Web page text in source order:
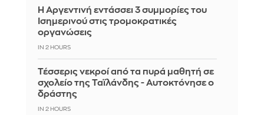
Η Αργεντινή εντάσσει 3 συμμορίες του
Ισημερινού στις τρομοκρατικές
οργανώσεις
IN 2 HOURS
Τέσσερις νεκροί από τα πυρά μαθητή σε
σχολείο της Ταϊλάνδης - Αυτοκτόνησε ο
δράστης
IN 2 HOURS